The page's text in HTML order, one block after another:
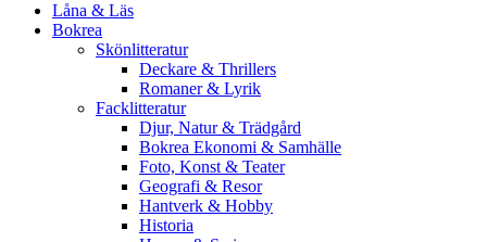
Låna & Läs
Bokrea
Skönlitteratur
Deckare & Thrillers
Romaner & Lyrik
Facklitteratur
Djur, Natur & Trädgård
Bokrea Ekonomi & Samhälle
Foto, Konst & Teater
Geografi & Resor
Hantverk & Hobby
Historia